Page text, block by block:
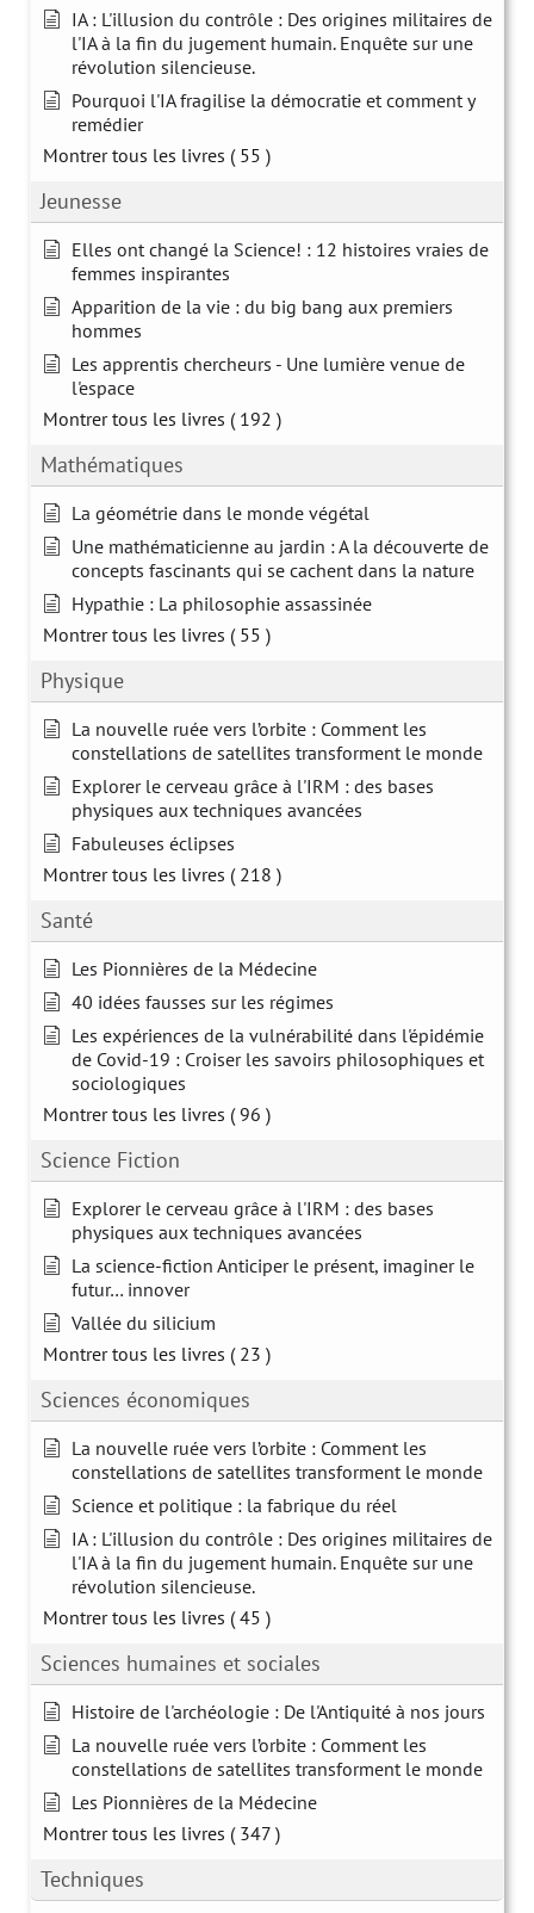
IA : L'illusion du contrôle : Des origines militaires de
l'IA à la fin du jugement humain. Enquête sur une
révolution silencieuse.
Pourquoi l'IA fragilise la démocratie et comment y
remédier
Montrer tous les livres ( 55 )
Jeunesse
Elles ont changé la Science! : 12 histoires vraies de
femmes inspirantes
Apparition de la vie : du big bang aux premiers
hommes
Les apprentis chercheurs - Une lumière venue de
l'espace
Montrer tous les livres ( 192 )
Mathématiques
La géométrie dans le monde végétal
Une mathématicienne au jardin : A la découverte de
concepts fascinants qui se cachent dans la nature
Hypathie : La philosophie assassinée
Montrer tous les livres ( 55 )
Physique
La nouvelle ruée vers l’orbite : Comment les
constellations de satellites transforment le monde
Explorer le cerveau grâce à l'IRM : des bases
physiques aux techniques avancées
Fabuleuses éclipses
Montrer tous les livres ( 218 )
Santé
Les Pionnières de la Médecine
40 idées fausses sur les régimes
Les expériences de la vulnérabilité dans l'épidémie
de Covid-19 : Croiser les savoirs philosophiques et
sociologiques
Montrer tous les livres ( 96 )
Science Fiction
Explorer le cerveau grâce à l'IRM : des bases
physiques aux techniques avancées
La science-fiction Anticiper le présent, imaginer le
futur… innover
Vallée du silicium
Montrer tous les livres ( 23 )
Sciences économiques
La nouvelle ruée vers l’orbite : Comment les
constellations de satellites transforment le monde
Science et politique : la fabrique du réel
IA : L'illusion du contrôle : Des origines militaires de
l'IA à la fin du jugement humain. Enquête sur une
révolution silencieuse.
Montrer tous les livres ( 45 )
Sciences humaines et sociales
Histoire de l'archéologie : De l'Antiquité à nos jours
La nouvelle ruée vers l’orbite : Comment les
constellations de satellites transforment le monde
Les Pionnières de la Médecine
Montrer tous les livres ( 347 )
Techniques